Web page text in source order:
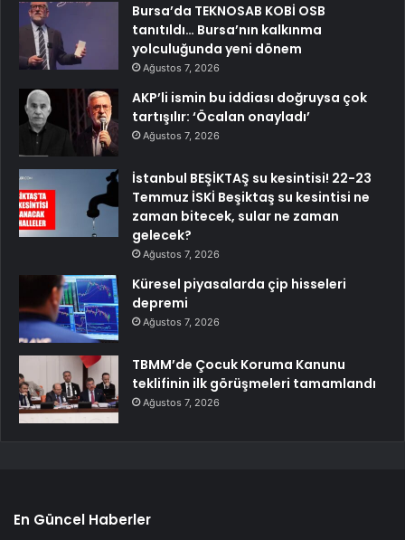
Bursa’da TEKNOSAB KOBİ OSB
tanıtıldı… Bursa’nın kalkınma
yolculuğunda yeni dönem
Ağustos 7, 2026
AKP’li ismin bu iddiası doğruysa çok
tartışılır: ‘Öcalan onayladı’
Ağustos 7, 2026
İstanbul BEŞİKTAŞ su kesintisi! 22-23
Temmuz İSKİ Beşiktaş su kesintisi ne
zaman bitecek, sular ne zaman
gelecek?
Ağustos 7, 2026
Küresel piyasalarda çip hisseleri
depremi
Ağustos 7, 2026
TBMM’de Çocuk Koruma Kanunu
teklifinin ilk görüşmeleri tamamlandı
Ağustos 7, 2026
En Güncel Haberler